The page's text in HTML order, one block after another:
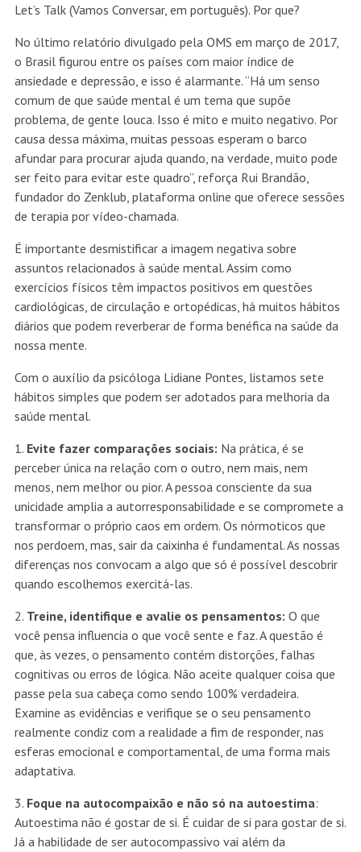
Let’s Talk (Vamos Conversar, em português). Por que?
No último relatório divulgado pela OMS em março de 2017,
o Brasil figurou entre os países com maior índice de
ansiedade e depressão, e isso é alarmante. “Há um senso
comum de que saúde mental é um tema que supõe
problema, de gente louca. Isso é mito e muito negativo. Por
causa dessa máxima, muitas pessoas esperam o barco
afundar para procurar ajuda quando, na verdade, muito pode
ser feito para evitar este quadro”, reforça Rui Brandão,
fundador do Zenklub, plataforma online que oferece sessões
de terapia por vídeo-chamada.
É importante desmistificar a imagem negativa sobre
assuntos relacionados à saúde mental. Assim como
exercícios físicos têm impactos positivos em questões
cardiológicas, de circulação e ortopédicas, há muitos hábitos
diários que podem reverberar de forma benéfica na saúde da
nossa mente.
Com o auxílio da psicóloga Lidiane Pontes, listamos sete
hábitos simples que podem ser adotados para melhoria da
saúde mental.
1. Evite fazer comparações sociais: Na prática, é se
perceber única na relação com o outro, nem mais, nem
menos, nem melhor ou pior. A pessoa consciente da sua
unicidade amplia a autorresponsabilidade e se compromete a
transformar o próprio caos em ordem. Os nórmoticos que
nos perdoem, mas, sair da caixinha é fundamental. As nossas
diferenças nos convocam a algo que só é possível descobrir
quando escolhemos exercitá-las.
2. Treine, identifique e avalie os pensamentos: O que
você pensa influencia o que você sente e faz. A questão é
que, às vezes, o pensamento contém distorções, falhas
cognitivas ou erros de lógica. Não aceite qualquer coisa que
passe pela sua cabeça como sendo 100% verdadeira.
Examine as evidências e verifique se o seu pensamento
realmente condiz com a realidade a fim de responder, nas
esferas emocional e comportamental, de uma forma mais
adaptativa.
3. Foque na autocompaixão e não só na autoestima:
Autoestima não é gostar de si. É cuidar de si para gostar de si.
Já a habilidade de ser autocompassivo vai além da